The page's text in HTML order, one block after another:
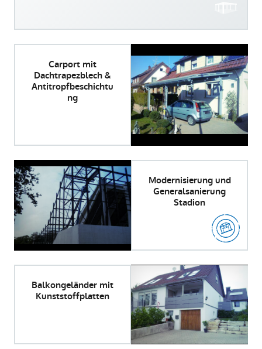
Carport mit
Dachtrapezblech &
Antitropfbeschichtu
ng
Modernisierung und
Generalsanierung
Stadion
Balkongeländer mit
Kunststoffplatten